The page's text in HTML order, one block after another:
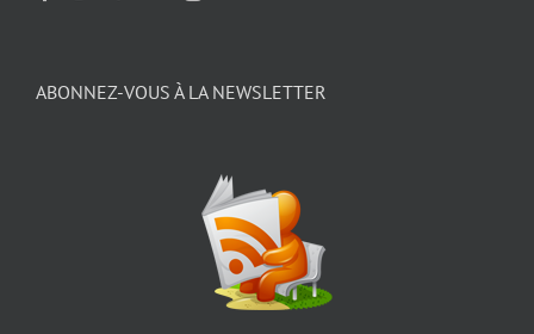
ABONNEZ-VOUS À LA NEWSLETTER